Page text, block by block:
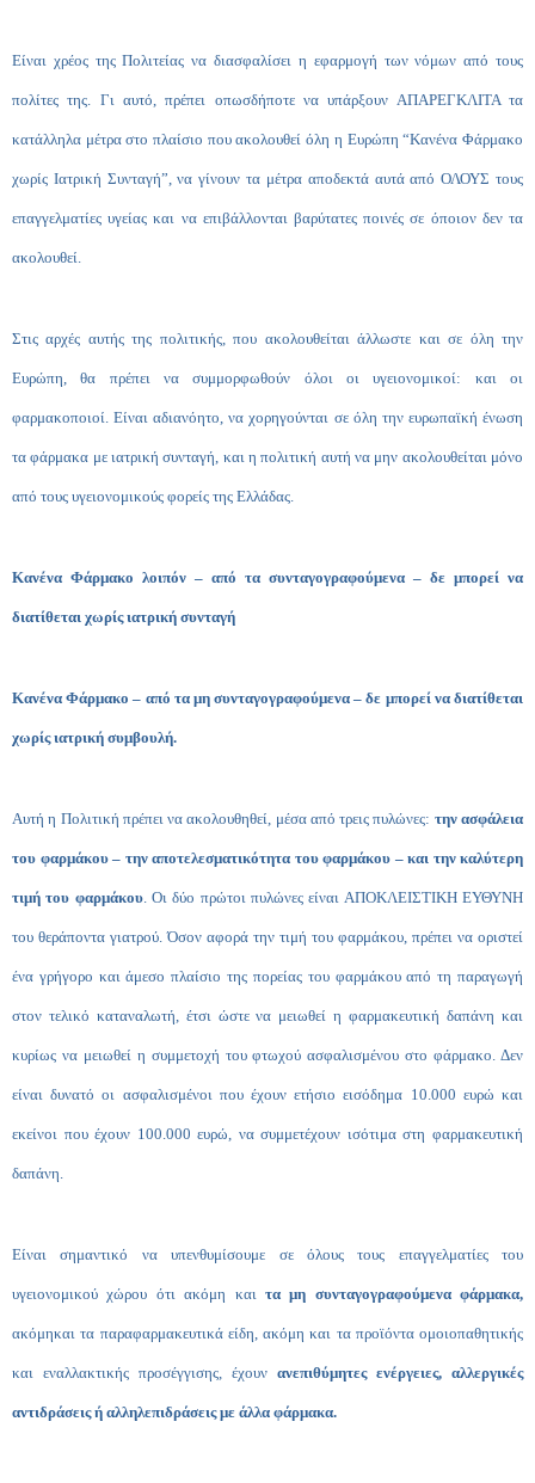
Είναι χρέος της Πολιτείας να διασφαλίσει η εφαρμογή των νόμων από τους
πολίτες της. Γι αυτό, πρέπει οπωσδήποτε να υπάρξουν ΑΠΑΡΕΓΚΛΙΤΑ τα
κατάλληλα μέτρα στο πλαίσιο που ακολουθεί όλη η Ευρώπη “Κανένα Φάρμακο
χωρίς Ιατρική Συνταγή”, να γίνουν τα μέτρα αποδεκτά αυτά από ΟΛΟΥΣ τους
επαγγελματίες υγείας και να επιβάλλονται βαρύτατες ποινές σε όποιον δεν τα
ακολουθεί.
Στις αρχές αυτής της πολιτικής, που ακολουθείται άλλωστε και σε όλη την
Ευρώπη, θα πρέπει να συμμορφωθούν όλοι οι υγειονομικοί: και οι
φαρμακοποιοί. Είναι αδιανόητο, να χορηγούνται σε όλη την ευρωπαϊκή ένωση
τα φάρμακα με ιατρική συνταγή, και η πολιτική αυτή να μην ακολουθείται μόνο
από τους υγειονομικούς φορείς της Ελλάδας.
Κανένα Φάρμακο λοιπόν – από τα συνταγογραφούμενα – δε μπορεί να
διατίθεται χωρίς ιατρική συνταγή
Κανένα Φάρμακο – από τα μη συνταγογραφούμενα – δε μπορεί να διατίθεται
χωρίς ιατρική συμβουλή.
Αυτή η Πολιτική πρέπει να ακολουθηθεί, μέσα από τρεις πυλώνες: την ασφάλεια
του φαρμάκου – την αποτελεσματικότητα του φαρμάκου – και την καλύτερη
τιμή του φαρμάκου. Οι δύο πρώτοι πυλώνες είναι ΑΠΟΚΛΕΙΣΤΙΚΗ ΕΥΘΥΝΗ
του θεράποντα γιατρού. Όσον αφορά την τιμή του φαρμάκου, πρέπει να οριστεί
ένα γρήγορο και άμεσο πλαίσιο της πορείας του φαρμάκου από τη παραγωγή
στον τελικό καταναλωτή, έτσι ώστε να μειωθεί η φαρμακευτική δαπάνη και
κυρίως να μειωθεί η συμμετοχή του φτωχού ασφαλισμένου στο φάρμακο. Δεν
είναι δυνατό οι ασφαλισμένοι που έχουν ετήσιο εισόδημα 10.000 ευρώ και
εκείνοι που έχουν 100.000 ευρώ, να συμμετέχουν ισότιμα στη φαρμακευτική
δαπάνη.
Είναι σημαντικό να υπενθυμίσουμε σε όλους τους επαγγελματίες του
υγειονομικού χώρου ότι ακόμη και τα μη συνταγογραφούμενα φάρμακα,
ακόμηκαι τα παραφαρμακευτικά είδη, ακόμη και τα προϊόντα ομοιοπαθητικής
και εναλλακτικής προσέγγισης, έχουν ανεπιθύμητες ενέργειες, αλλεργικές
αντιδράσεις ή αλληλεπιδράσεις με άλλα φάρμακα.